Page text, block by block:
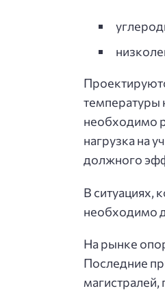
температуры
необходимо
нагрузка на
должного
В ситуациях,
необходимо
На рынке
Последние